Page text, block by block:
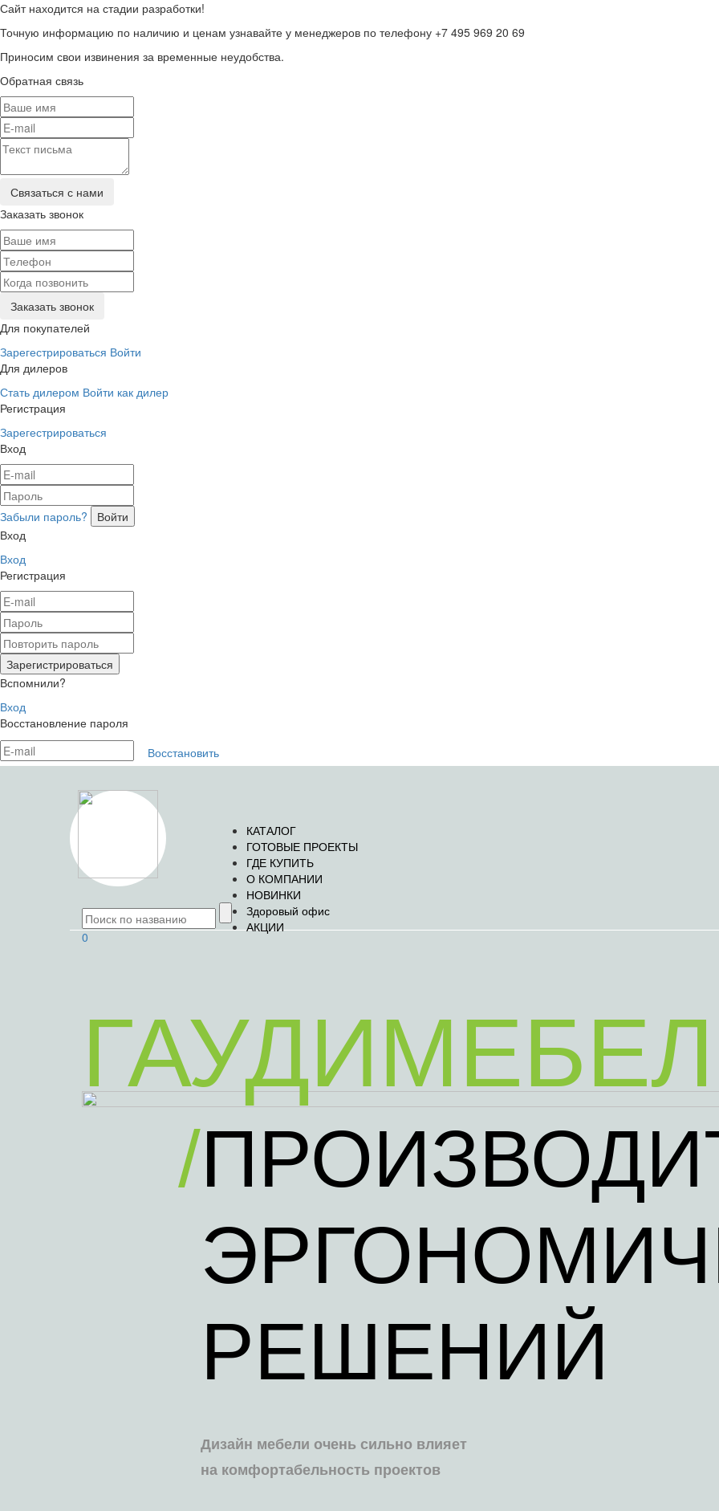
Сайт находится на стадии разработки!
Точную информацию по наличию и ценам узнавайте у менеджеров по телефону +7 495 969 20 69
Приносим свои извинения за временные неудобства.
Обратная связь
Заказать звонок
Для покупателей
Зарегестрироваться Войти
Для дилеров
Стать дилером Войти как дилер
Регистрация
Зарегестрироваться
Вход
Забыли пароль?
Вход
Вход
Регистрация
Вспомнили?
Вход
Восстановление пароля
Восстановить
КАТАЛОГ
ГОТОВЫЕ ПРОЕКТЫ
ГДЕ КУПИТЬ
О КОМПАНИИ
НОВИНКИ
Здоровый офис
АКЦИИ
0
/
РЕШЕНИЙ
Дизайн мебели очень сильно влияет
на комфортабельность проектов